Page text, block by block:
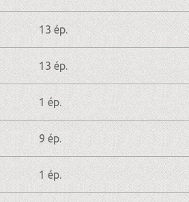
13 ép.
13 ép.
1 ép.
9 ép.
1 ép.